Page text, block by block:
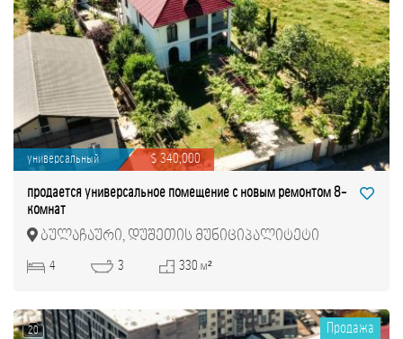
универсальный $ 340,000
продается универсальное помещение с новым ремонтом 8-
комнат
ბულაჩაური, დუშეთის მუნიციპალიტეტი
4 3 330 м²
20 Продажа